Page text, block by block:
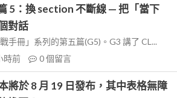
5：換 section 不斷線 — 把「當下
對話
手冊」系列的第五篇(G5)。G3 講了 CL...
時前 0個留言
將於 8 月 19 日發布，其中表格無障